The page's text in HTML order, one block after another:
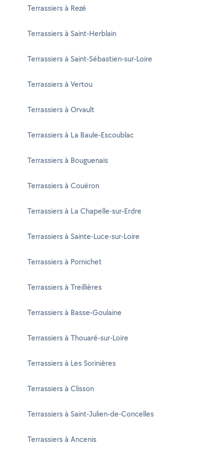
Terrassiers à Rezé
Terrassiers à Saint-Herblain
Terrassiers à Saint-Sébastien-sur-Loire
Terrassiers à Vertou
Terrassiers à Orvault
Terrassiers à La Baule-Escoublac
Terrassiers à Bouguenais
Terrassiers à Couëron
Terrassiers à La Chapelle-sur-Erdre
Terrassiers à Sainte-Luce-sur-Loire
Terrassiers à Pornichet
Terrassiers à Treillières
Terrassiers à Basse-Goulaine
Terrassiers à Thouaré-sur-Loire
Terrassiers à Les Sorinières
Terrassiers à Clisson
Terrassiers à Saint-Julien-de-Concelles
Terrassiers à Ancenis